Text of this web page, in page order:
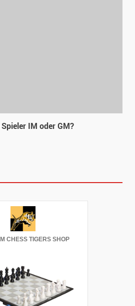
IM oder GM?
CHESS TIGERS SHOP